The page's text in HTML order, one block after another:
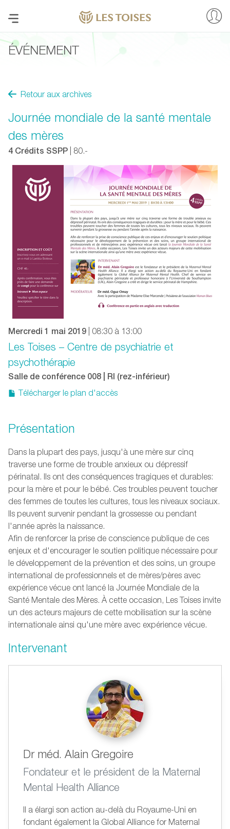
ÉVÉNEMENT
Retour aux archives
Journée mondiale de la santé mentale
des mères
4 Crédits SSPP | 80.-
Mercredi 1 mai 2019 | 08:30 à 13:00
Les Toises – Centre de psychiatrie et
psychothérapie
Salle de conférence 008 | RI (rez-inférieur)
Télécharger le plan d'accès
Présentation
Dans la plupart des pays, jusqu'à une mère sur cinq
traverse une forme de trouble anxieux ou dépressif
périnatal. Ils ont des conséquences tragiques et durables:
pour la mère et pour le bébé. Ces troubles peuvent toucher
des femmes de toutes les cultures, tous les niveaux sociaux.
Ils peuvent survenir pendant la grossesse ou pendant
l'année après la naissance.
Afin de renforcer la prise de conscience publique de ces
enjeux et d'encourager le soutien politique nécessaire pour
le développement de la prévention et des soins, un groupe
international de professionnels et de mères/pères avec
expérience vécue ont lancé la Journée Mondiale de la
Santé Mentale des Mères. À cette occasion, Les Toises invite
un des acteurs majeurs de cette mobilisation sur la scène
internationale ainsi qu'une mère avec expérience vécue.
Intervenant
Dr méd. Alain Gregoire
Fondateur et le président de la Maternal
Mental Health Alliance
Il a élargi son action au-delà du Royaume-Uni en
fondant également la Global Alliance for Maternal